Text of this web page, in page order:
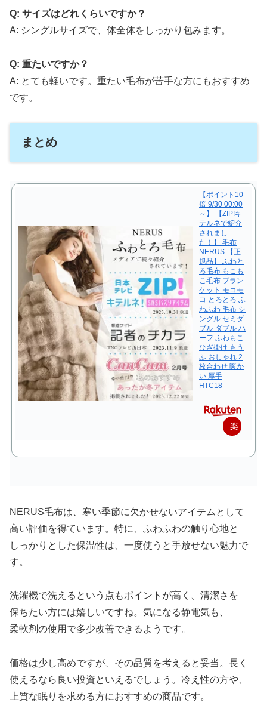
Q: サイズはどれくらいですか？
A: シングルサイズで、体全体をしっかり包みます。
Q: 重たいですか？
A: とても軽いです。重たい毛布が苦手な方にもおすすめ
です。
まとめ
【ポイント10
倍 9/30 00:00
～】 【ZIP!キ
テルネで紹介
されまし
た！】 毛布
NERUS 【正
規品】 ふわと
ろ毛布 もこも
こ毛布 ブラン
ケット モコモ
コ とろとろ ふ
わふわ 毛布 シ
ングル セミダ
ブル ダブル ハ
ーフ ふわもこ
ひざ掛け もう
ふ おしゃれ 2
枚合わせ 暖か
い 厚手
HTC18
楽
NERUS毛布は、寒い季節に欠かせないアイテムとして
高い評価を得ています。特に、ふわふわの触り心地と
しっかりとした保温性は、一度使うと手放せない魅力で
す。
洗濯機で洗えるという点もポイントが高く、清潔さを
保ちたい方には嬉しいですね。気になる静電気も、
柔軟剤の使用で多少改善できるようです。
価格は少し高めですが、その品質を考えると妥当。長く
使えるなら良い投資といえるでしょう。冷え性の方や、
上質な眠りを求める方におすすめの商品です。